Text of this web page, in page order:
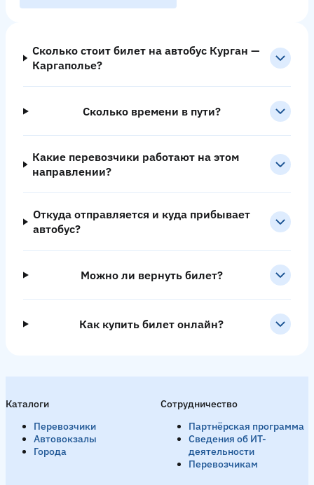
Сколько стоит билет на автобус Курган —
Каргаполье?
Сколько времени в пути?
Какие перевозчики работают на этом
направлении?
Откуда отправляется и куда прибывает
автобус?
Можно ли вернуть билет?
Как купить билет онлайн?
Каталоги
Перевозчики
Автовокзалы
Города
Сотрудничество
Партнёрская программа
Сведения об ИТ-
деятельности
Перевозчикам